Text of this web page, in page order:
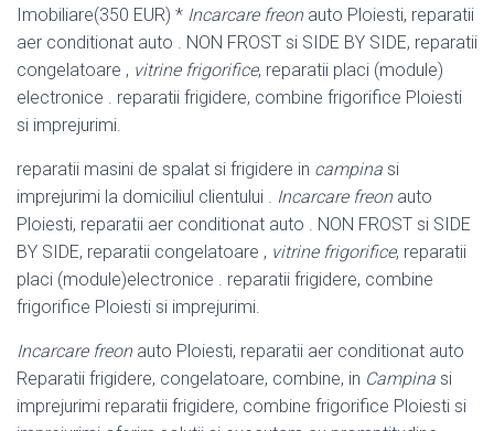
Imobiliare(350 EUR) * Incarcare freonauto Ploiesti, reparatii
aer conditionat auto . NON FROST si SIDE BY SIDE, reparatii
congelatoare , vitrine frigorifice, reparatii placi (module)
electronice . reparatii frigidere, combine frigorifice Ploiesti
si imprejurimi.
reparatii masini de spalat si frigidere in campina si
imprejurimi la domiciliul clientului . Incarcare freonauto
Ploiesti, reparatii aer conditionat auto . NON FROST si SIDE
BY SIDE, reparatii congelatoare , vitrine frigorifice, reparatii
placi (module)electronice . reparatii frigidere, combine
frigorifice Ploiesti si imprejurimi.
Incarcare freonauto Ploiesti, reparatii aer conditionat auto
Reparatii frigidere, congelatoare, combine, in Campina si
imprejurimi reparatii frigidere, combine frigorifice Ploiesti si